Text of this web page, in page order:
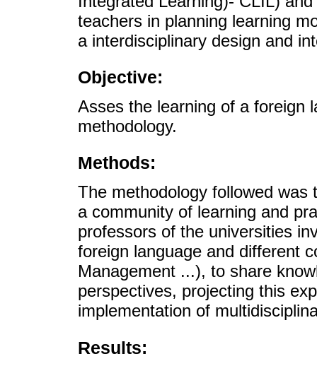
teachers in planning learning
a interdisciplinary design and
Objective:
Asses the learning of a foreign
methodology.
Methods:
The methodology followed
a community of learning and
professors of the universities
foreign language and different
Management ...), to share
perspectives, projecting this
implementation of
Results: